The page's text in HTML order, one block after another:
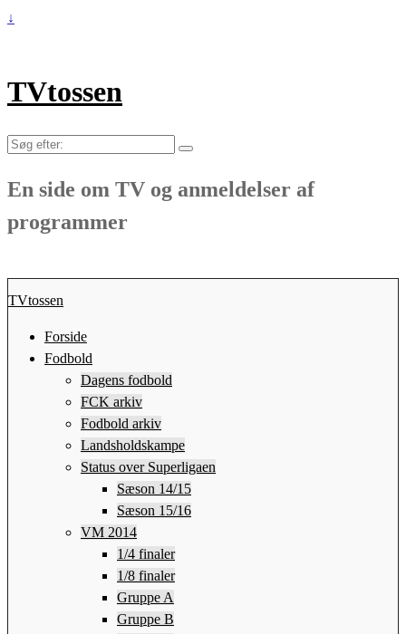
↓
TVtossen
Søg
En side om TV og anmeldelser af
programmer
TVtossen
Forside
Fodbold
Dagens fodbold
FCK arkiv
Fodbold arkiv
Landsholdskampe
Status over Superligaen
Sæson 14/15
Sæson 15/16
VM 2014
1/4 finaler
1/8 finaler
Gruppe A
Gruppe B